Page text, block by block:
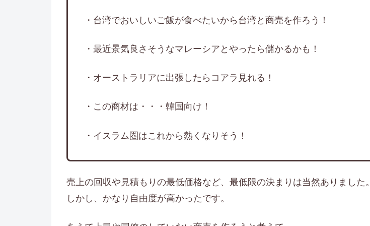
・台湾でおいしいご飯が食べたいから台湾と商売を作ろう！
・最近景気良さそうなマレーシアとやったら儲かるかも！
・オーストラリアに出張したらコアラ見れる！
・この商材は・・・韓国向け！
・イスラム圏はこれから熱くなりそう！
売上の回収や見積もりの最低価格など、最低限の決まりは当然ありました。
しかし、かなり自由度が高かったです。